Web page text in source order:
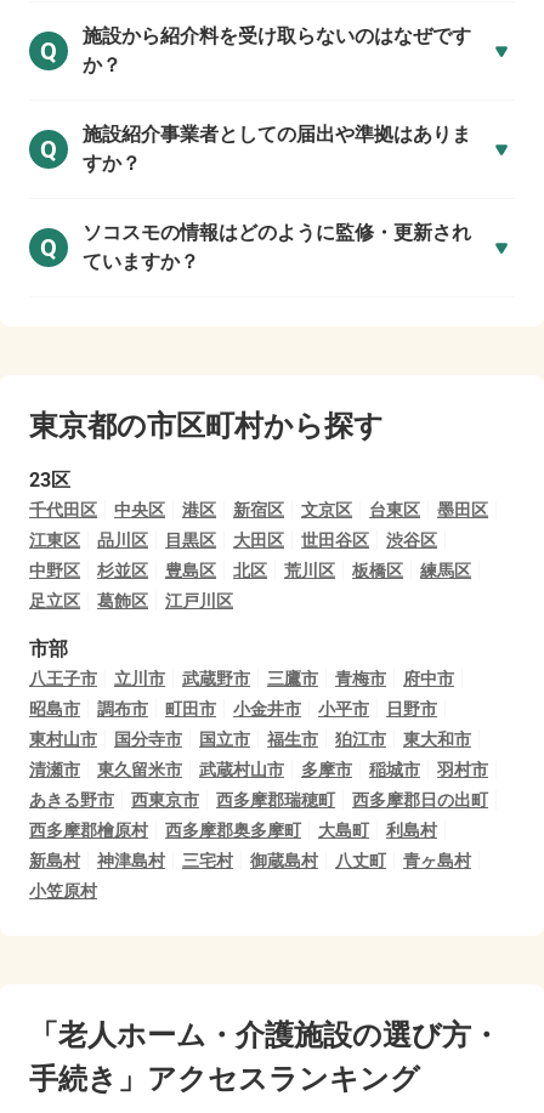
Q
施設から紹介料を受け取らないのはなぜです
か？
Q
施設紹介事業者としての届出や準拠はありま
すか？
Q
ソコスモの情報はどのように監修・更新され
ていますか？
東京都の市区町村から探す
23区
千代田区 中央区 港区 新宿区 文京区 台東区
墨田区
江東区
品川区 目黒区 大田区 世田谷区
渋谷区
中野区
杉並区 豊島区 北区 荒川区 板橋区
練馬区
足立区
葛飾区 江戸川区
市部
八王子市 立川市 武蔵野市 三鷹市 青梅市
府中市
昭島市
調布市 町田市 小金井市 小平市
日野市
東村山市
国分寺市 国立市 福生市 狛江市
東大和市
清瀬市
東久留米市 武蔵村山市 多摩市 稲城市
羽村市
あきる野市
西東京市 西多摩郡瑞穂町
西多摩郡日の出町
西多摩郡檜原村
西多摩郡奥多摩町 大島町
利島村
新島村
神津島村 三宅村 御蔵島村 八丈町
青ヶ島村
小笠原村
「老人ホーム・介護施設の選び方・
手続き」アクセスランキング